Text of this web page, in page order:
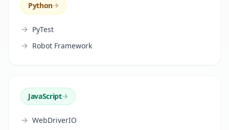
Python
PyTest
Robot Framework
JavaScript
WebDriverIO